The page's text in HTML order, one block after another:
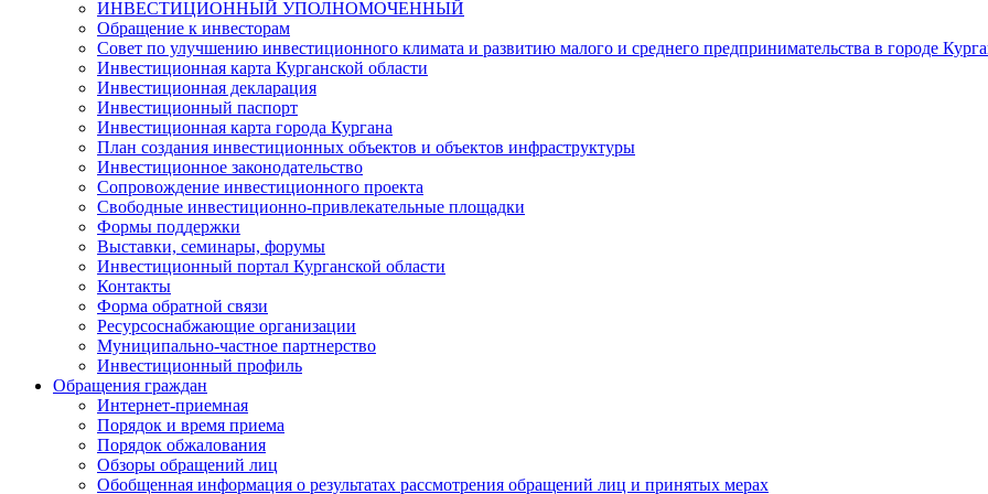
ИНВЕСТИЦИОННЫЙ УПОЛНОМОЧЕННЫЙ
Обращение к инвесторам
Совет по улучшению инвестиционного климата и развитию малого и среднего предпринимательства в городе
Инвестиционная карта Курганской области
Инвестиционная декларация
Инвестиционный паспорт
Инвестиционная карта города Кургана
План создания инвестиционных объектов и объектов инфраструктуры
Инвестиционное законодательство
Сопровождение инвестиционного проекта
Свободные инвестиционно-привлекательные площадки
Формы поддержки
Выставки, семинары, форумы
Инвестиционный портал Курганской области
Контакты
Форма обратной связи
Ресурсоснабжающие организации
Муниципально-частное партнерство
Инвестиционный профиль
Обращения граждан
Интернет-приемная
Порядок и время приема
Порядок обжалования
Обзоры обращений лиц
Обобщенная информация о результатах рассмотрения обращений лиц и принятых мерах